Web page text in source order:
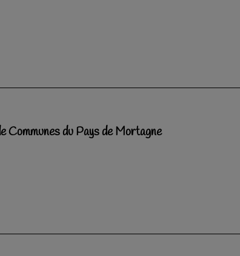
Communes du Pays de Mortagne